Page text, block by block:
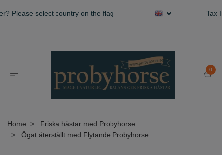
Please select country on the flag Tax
0
Home
Friska hästar med Probyhorse
Ögat återställt med Flytande Probyhorse